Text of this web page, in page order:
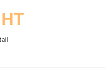
HT